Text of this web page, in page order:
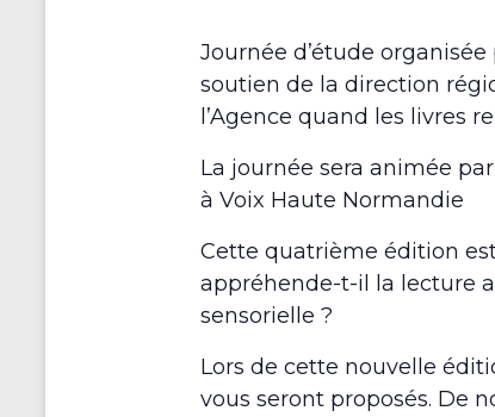
Journée d’étude
soutien de la direction
l’Agence quand les livres
La journée sera animée
à Voix Haute Normandie
Cette quatrième édition
appréhende-t-il la lecture
sensorielle ?
Lors de cette nouvelle
vous seront proposés. De